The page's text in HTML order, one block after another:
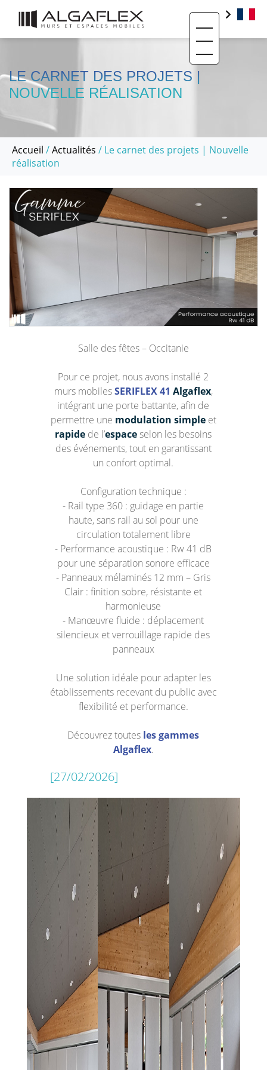
BASE DOCUMENTAIRE
RÉALISATIONS
ACTUALITÉS
Toggle
LE CARNET DES PROJETS |
NOUVELLE RÉALISATION
Accueil /Actualités / Le carnet des projets | Nouvelle
réalisation
Salle des fêtes – Occitanie
Pour ce projet, nous avons installé 2
murs mobilesSERIFLEX 41 Algaflex,
intégrant une porte battante, afin de
permettre une modulation simpleet
rapide de l’espaceselon les besoins
des événements, tout en garantissant
un confort optimal.
Configuration technique :
- Rail type 360 : guidage en partie
haute, sans rail au sol pour une
circulation totalement libre
- Performance acoustique : Rw 41 dB
pour une séparation sonore efficace
- Panneaux mélaminés 12 mm – Gris
Clair : finition sobre, résistante et
harmonieuse
- Manœuvre fluide : déplacement
silencieux et verrouillage rapide des
panneaux
Une solution idéale pour adapter les
établissements recevant du public avec
flexibilité et performance.
Découvrez toutes les gammes
Algaflex.
[27/02/2026]